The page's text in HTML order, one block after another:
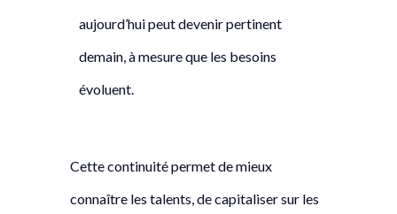
aujourd’hui peut devenir pertinent
demain, à mesure que les besoins
évoluent.
Cette continuité permet de mieux
connaître les talents, de capitaliser sur les